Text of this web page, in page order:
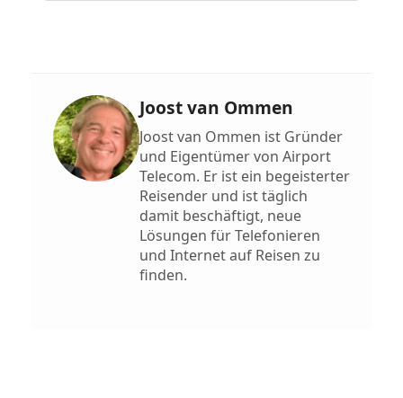
Joost van Ommen
Joost van Ommen ist Gründer
und Eigentümer von Airport
Telecom. Er ist ein begeisterter
Reisender und ist täglich
damit beschäftigt, neue
Lösungen für Telefonieren
und Internet auf Reisen zu
finden.